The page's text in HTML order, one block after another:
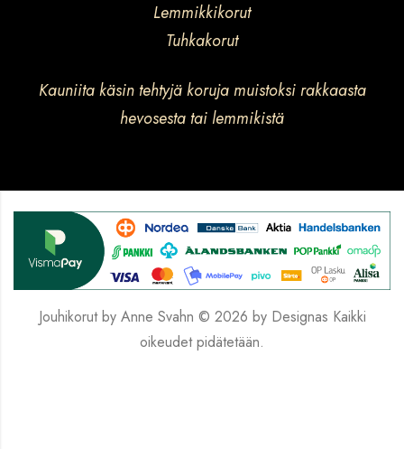
Lemmikkikorut
Tuhkakorut
Kauniita käsin tehtyjä koruja muistoksi rakkaasta
hevosesta tai lemmikistä
Jouhikorut by Anne Svahn © 2026 by Designas Kaikki
oikeudet pidätetään.